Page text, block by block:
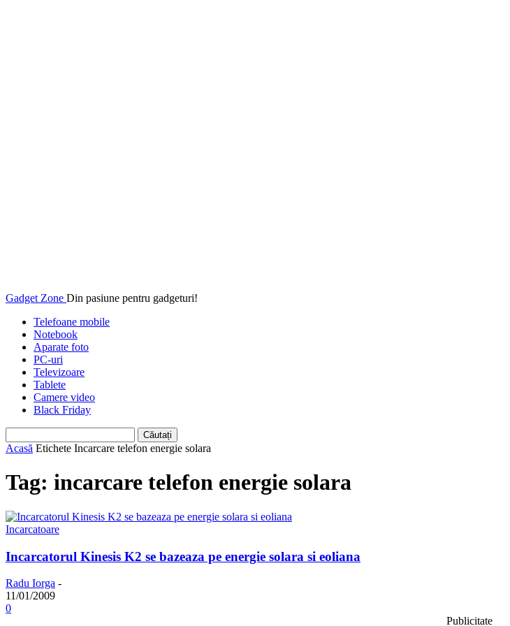
Gadget Zone Din pasiune pentru gadgeturi!
Telefoane mobile
Notebook
Aparate foto
PC-uri
Televizoare
Tablete
Camere video
Black Friday
Acasă Etichete Incarcare telefon energie solara
Tag: incarcare telefon energie solara
Incarcatoare
Incarcatorul Kinesis K2 se bazeaza pe energie solara si eoliana
Radu Iorga -
11/01/2009
0
Publicitate